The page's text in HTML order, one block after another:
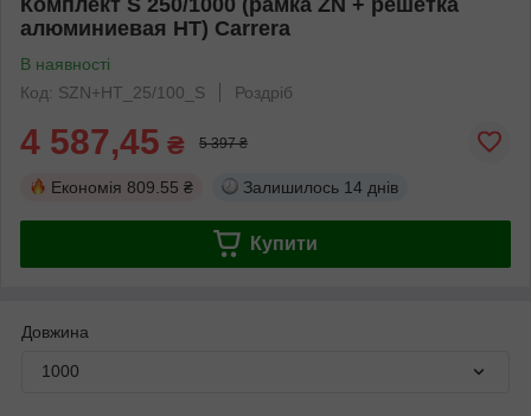
алюминиевая НТ) Carrera
В наявності
Код: SZN+HT_25/100_S
Роздріб
4 587,45 ₴ 5 397 ₴
Економія 809.55 ₴ Залишилось 14 днів
Купити
Довжина
1000